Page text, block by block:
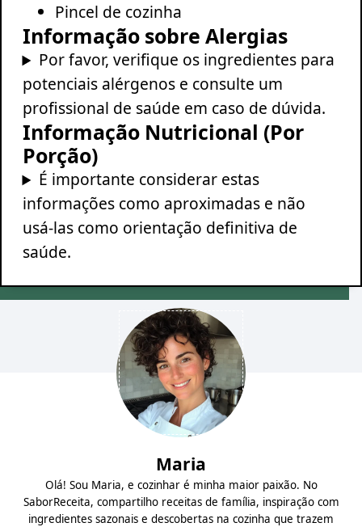
Pincel de cozinha
Informação sobre Alergias
Por favor, verifique os ingredientes para
potenciais alérgenos e consulte um
profissional de saúde em caso de dúvida.
Informação Nutricional (Por
Porção)
É importante considerar estas
informações como aproximadas e não
usá-las como orientação definitiva de
saúde.
Maria
Olá! Sou Maria, e cozinhar é minha maior paixão. No
SaborReceita, compartilho receitas de família, inspiração com
ingredientes sazonais e descobertas na cozinha que trazem